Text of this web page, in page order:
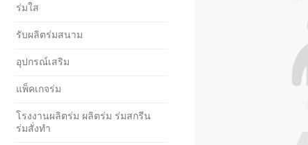
ร่มใส
รับผลิตร่มสนาม
อุปกรณ์เสริม
แพ็คเกจร่ม
โรงงานผลิตร่ม ผลิตร่ม ร่มสกรีน
ร่มสั่งทำ